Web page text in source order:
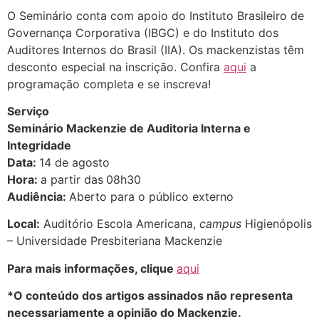
O Seminário conta com apoio do Instituto Brasileiro de
Governança Corporativa (IBGC) e do Instituto dos
Auditores Internos do Brasil (IIA). Os mackenzistas têm
desconto especial na inscrição. Confira aqui a
programação completa e se inscreva!
Serviço
Seminário Mackenzie de Auditoria Interna e
Integridade
Data: 14 de agosto
Hora: a partir das 08h30
Audiência: Aberto para o público externo
Local: Auditório Escola Americana, campus Higienópolis
– Universidade Presbiteriana Mackenzie
Para mais informações, clique aqui
*O conteúdo dos artigos assinados não representa
necessariamente a opinião do Mackenzie.